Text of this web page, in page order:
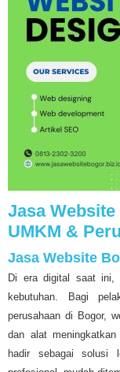
Jasa
UMKM &
Jasa Website
Di era digital saat ini,
kebutuhan. Bagi
perusahaan di Bogor,
dan alat meningkatkan
hadir sebagai solusi